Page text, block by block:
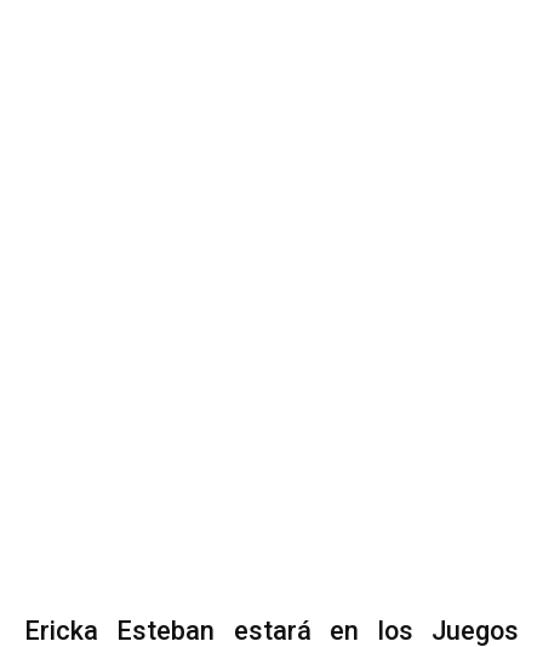
Ericka Esteban estará en los Juegos